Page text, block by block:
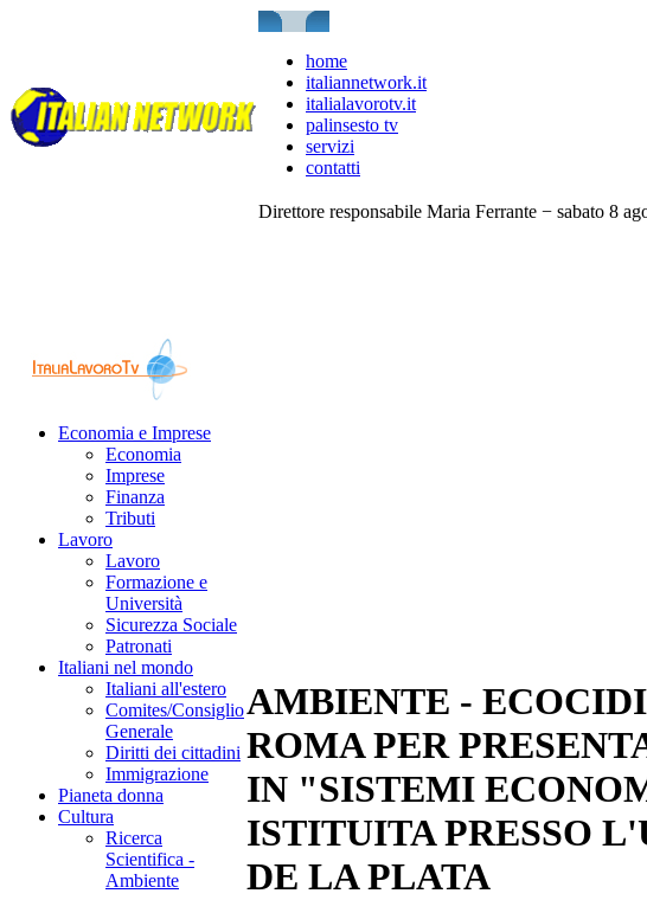
home
italiannetwork.it
italialavorotv.it
palinsesto tv
servizi
contatti
Direttore responsabile Maria Ferrante − sabato 8
Economia e Imprese
Economia
Imprese
Finanza
Tributi
Lavoro
Lavoro
Formazione e
Università
Sicurezza Sociale
Patronati
Italiani nel mondo
Italiani all'estero
Comites/Consiglio
Generale
Diritti dei cittadini
Immigrazione
Pianeta donna
Cultura
Ricerca
Scientifica -
Ambiente
AMBIENTE -
ROMA PER
IN "SISTEMI
ISTITUITA PRESSO
DE LA PLATA